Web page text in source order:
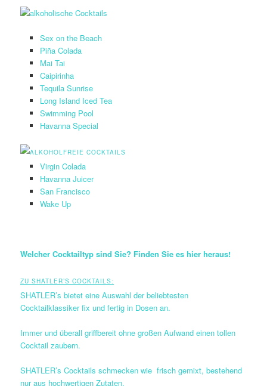
Sex on the Beach
Piña Colada
Mai Tai
Caipirinha
Tequila Sunrise
Long Island Iced Tea
Swimming Pool
Havanna Special
Virgin Colada
Havanna Juicer
San Francisco
Wake Up
Welcher Cocktailtyp sind Sie? Finden Sie es hier heraus!
ZU SHATLER’S COCKTAILS:
SHATLER’s bietet eine Auswahl der beliebtesten
Cocktailklassiker fix und fertig in Dosen an.
Immer und überall griffbereit ohne großen Aufwand einen tollen
Cocktail zaubern.
SHATLER’s Cocktails schmecken wie frisch gemixt, bestehend
nur aus hochwertigen Zutaten.